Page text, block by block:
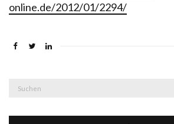
online.de/2012/01/2294/